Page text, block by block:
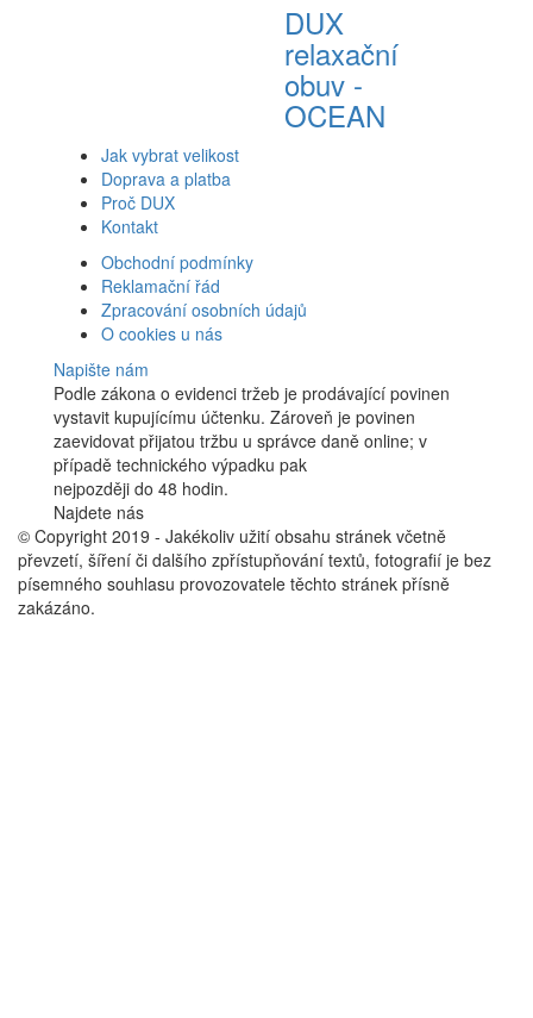
DUX
relaxační
obuv -
OCEAN
Jak vybrat velikost
Doprava a platba
Proč DUX
Kontakt
Obchodní podmínky
Reklamační řád
Zpracování osobních údajů
O cookies u nás
Napište nám
Podle zákona o evidenci tržeb je prodávající povinen
vystavit kupujícímu účtenku. Zároveň je povinen
zaevidovat přijatou tržbu u správce daně online; v
případě technického výpadku pak
nejpozději do 48 hodin.
Najdete nás
© Copyright 2019 - Jakékoliv užití obsahu stránek včetně
převzetí, šíření či dalšího zpřístupňování textů, fotografií je bez
písemného souhlasu provozovatele těchto stránek přísně
zakázáno.